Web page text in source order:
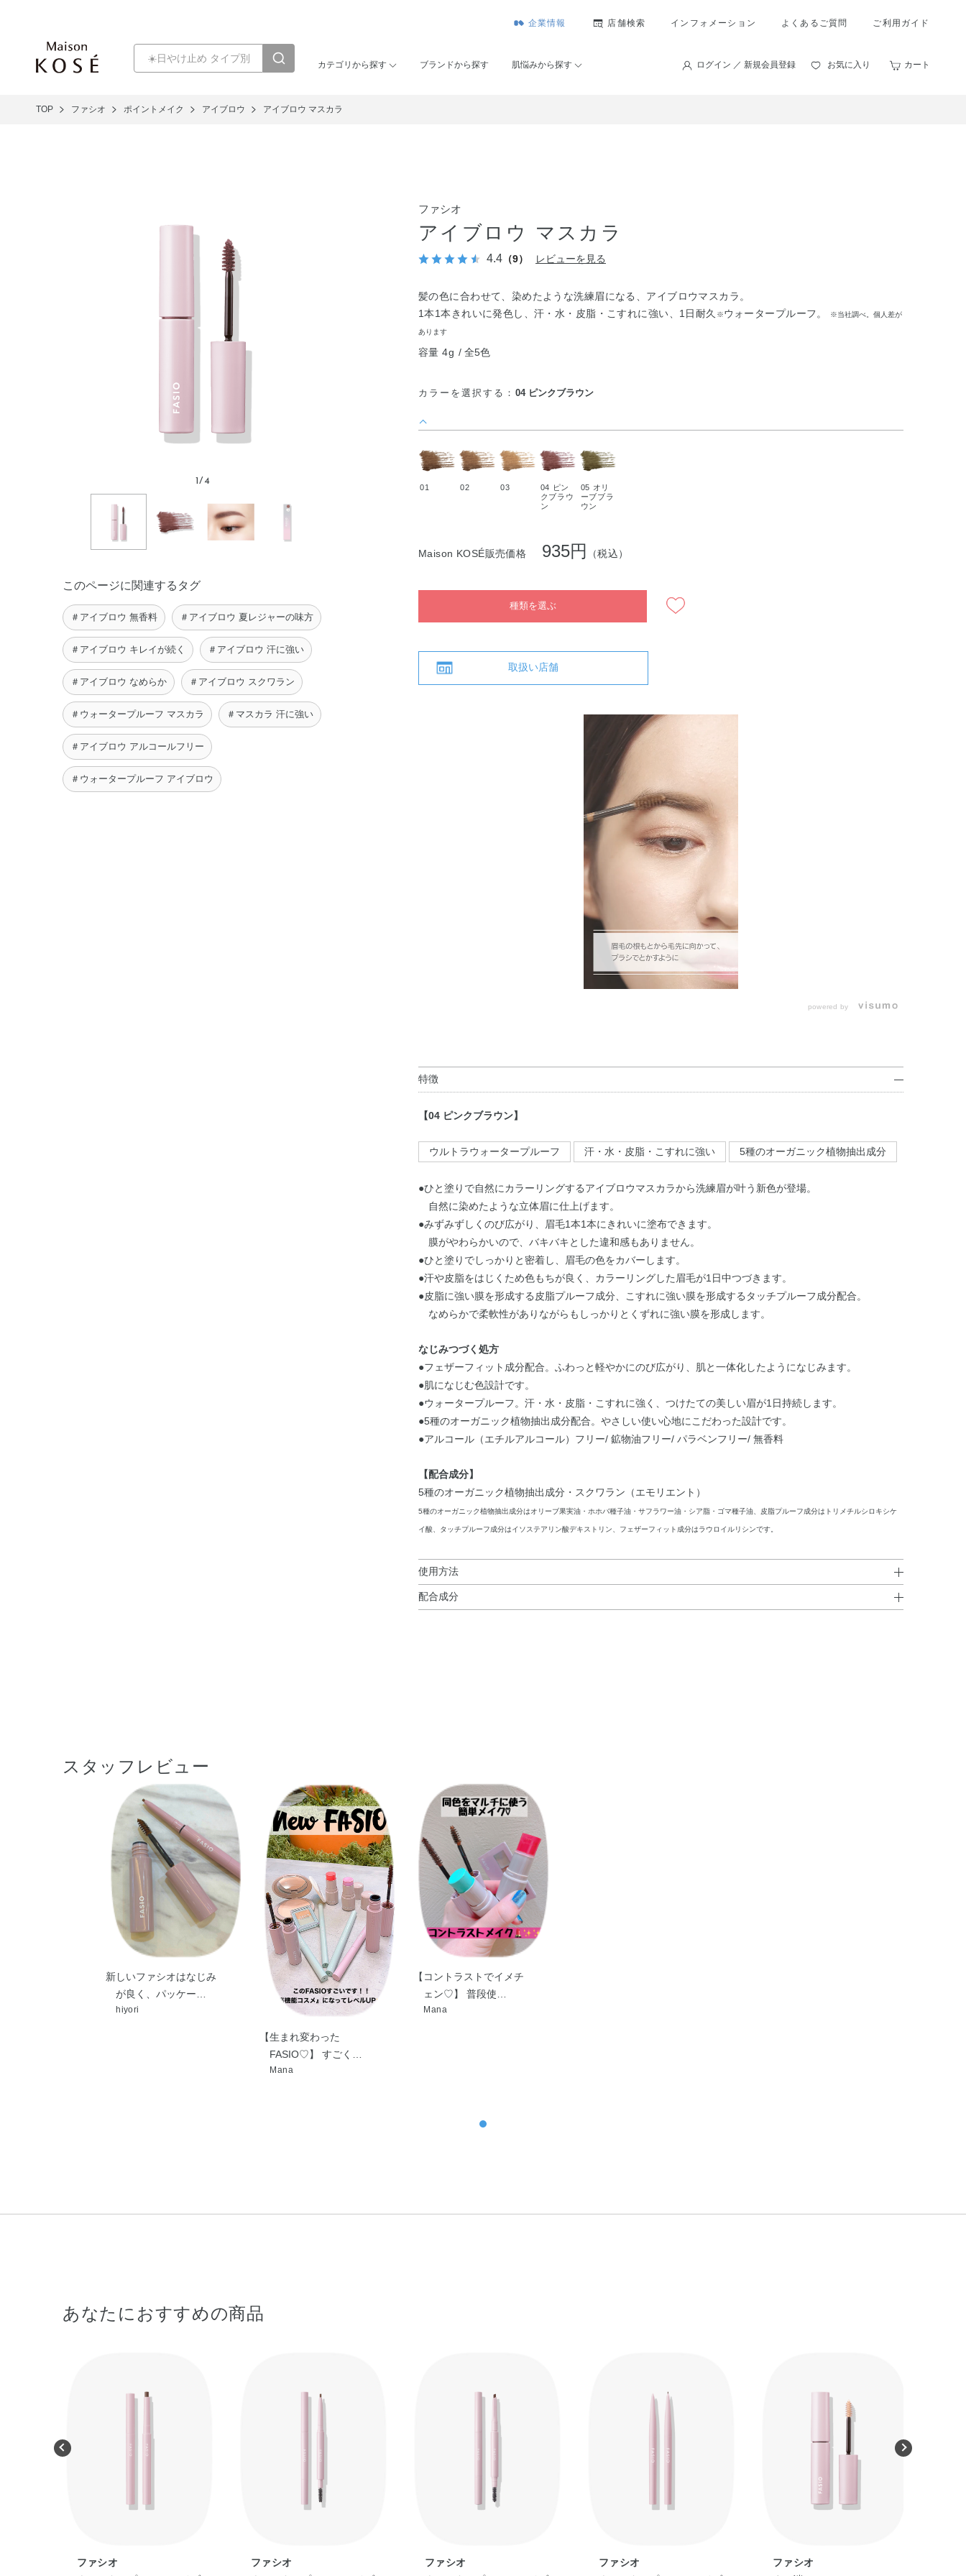
企業情報 店舗検索 インフォメーション よくあるご質問 ご利用ガイド
カテゴリから探す ブランドから探す 肌悩みから探す ログイン ／ 新規会員登録 お気に入り カート
TOP ファシオ ポイントメイク アイブロウ アイブロウ マスカラ
1/ 4
このページに関連するタグ
＃アイブロウ 無香料 ＃アイブロウ 夏レジャーの味方
＃アイブロウ キレイが続く ＃アイブロウ 汗に強い
＃アイブロウ なめらか ＃アイブロウ スクワラン
＃ウォータープルーフ マスカラ ＃マスカラ 汗に強い
＃アイブロウ アルコールフリー
＃ウォータープルーフ アイブロウ
ファシオ
アイブロウ マスカラ
4.4 （9） レビューを見る
髪の色に合わせて、染めたような洗練眉になる、アイブロウマスカラ。
1本1本きれいに発色し、汗・水・皮脂・こすれに強い、1日耐久 ※ウォータープルーフ。 ※当社調べ。個人差が
あります
容量 4g 全5色
カラーを選択する： 04 ピンクブラウン
01 02 03
04 ピン
クブラウ
ン
05 オリ
ーブブラ
ウン
Maison KOSÉ販売価格 935円 （税込）
種類を選ぶ
取扱い店舗
powered by
特徴
【04 ピンクブラウン】
ウルトラウォータープルーフ 汗・水・皮脂・こすれに強い 5種のオーガニック植物抽出成分
●ひと塗りで自然にカラーリングするアイブロウマスカラから洗練眉が叶う新色が登場。
自然に染めたような立体眉に仕上げます。
●みずみずしくのび広がり、眉毛1本1本にきれいに塗布できます。
膜がやわらかいので、バキバキとした違和感もありません。
●ひと塗りでしっかりと密着し、眉毛の色をカバーします。
●汗や皮脂をはじくため色もちが良く、カラーリングした眉毛が1日中つづきます。
●皮脂に強い膜を形成する皮脂プルーフ成分、こすれに強い膜を形成するタッチプルーフ成分配合。
なめらかで柔軟性がありながらもしっかりとくずれに強い膜を形成します。
なじみつづく処方
●フェザーフィット成分配合。ふわっと軽やかにのび広がり、肌と一体化したようになじみます。
●肌になじむ色設計です。
●ウォータープルーフ。汗・水・皮脂・こすれに強く、つけたての美しい眉が1日持続します。
●5種のオーガニック植物抽出成分配合。やさしい使い心地にこだわった設計です。
●アルコール（エチルアルコール）フリー/ 鉱物油フリー/ パラベンフリー/ 無香料
【配合成分】
5種のオーガニック植物抽出成分・スクワラン（エモリエント）
5種のオーガニック植物抽出成分はオリーブ果実油・ホホバ種子油・サフラワー油・シア脂・ゴマ種子油、皮脂プルーフ成分はトリメチルシロキシケ
イ酸、タッチプルーフ成分はイソステアリン酸デキストリン、フェザーフィット成分はラウロイルリシンです。
使用方法
使用方法
配合成分
スタッフレビュー
新しいファシオはなじみ
が良く、パッケー…
hiyori
【生まれ変わった
FASIO♡】 すごく…
Mana
【コントラストでイメチ
ェン♡】 普段使…
Mana
あなたにおすすめの商品
ファシオ
ファシオ
ファシオ
ファシオ
ファシオ